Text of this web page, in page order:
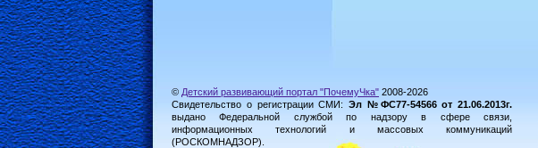
© Детский развивающий портал "ПочемуЧка" 2008-2026
Свидетельство о регистрации СМИ: Эл №ФС77-54566 от 21.06.2013г.
выдано Федеральной службой по надзору в сфере связи,
информационных технологий и массовых коммуникаций
(РОСКОМНАДЗОР).